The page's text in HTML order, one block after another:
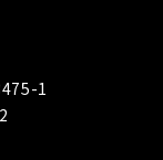
1